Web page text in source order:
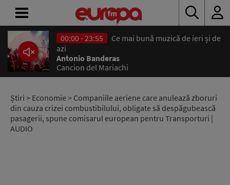
00:00 - 23:55
Ce mai bună muzică de ieri și de
azi
Antonio Banderas
Cancion del Mariachi
Știri > Economie> Companiile aeriene care anulează zboruri
din cauza crizei combustibilului, obligate să despăgubească
pasagerii, spune comisarul european pentru Transporturi |
AUDIO
ACASĂ
ȘTIRI
RADIO
CONCURSURI